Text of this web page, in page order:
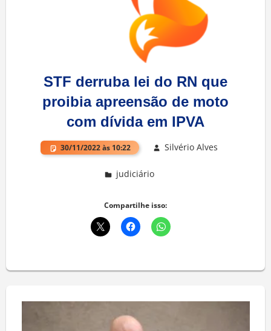
STF derruba lei do RN que
proibia apreensão de moto
com dívida em IPVA
30/11/2022 às 10:22 Silvério Alves
judiciário
Compartilhe isso: